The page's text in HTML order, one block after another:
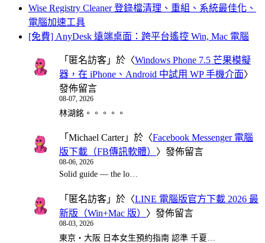
Wise Registry Cleaner 登錄檔清理、重組、系統最佳化、
電腦加速工具
[免費] AnyDesk 遠端桌面：跨平台遙控 Win, Mac 電腦
「 匿名訪客 」於〈Windows Phone 7.5 芒果模擬
器，在 iPhone、Android 中試用 WP 手機介面〉
發佈留言
08-07, 2026
林湖銘。。。。。
「 Michael Carter」於〈Facebook Messenger 電腦
版下載（FB傳訊軟體） 〉發佈留言
08-06, 2026
Solid guide — the lo…
「 匿名訪客 」於〈LINE 電腦版官方下載 2026 最
新版（Win+Mac 版） 〉發佈留言
08-03, 2026
東京・大阪 日本女生預約指南 認準 千夏…